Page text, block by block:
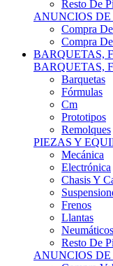
Resto De
ANUNCIOS DE
Compra
Compra
BARQUETAS,
BARQUETAS,
Barquetas
Fórmulas
Cm
Prototipos
Remolques
PIEZAS Y
Mecánica
Electrónica
Chasis Y
Frenos
Llantas
Neumáticos
Resto De
ANUNCIOS DE